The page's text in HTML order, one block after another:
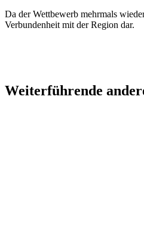
Da der Wettbewerb mehrmals
Verbundenheit mit der Region dar.
Weiterführende